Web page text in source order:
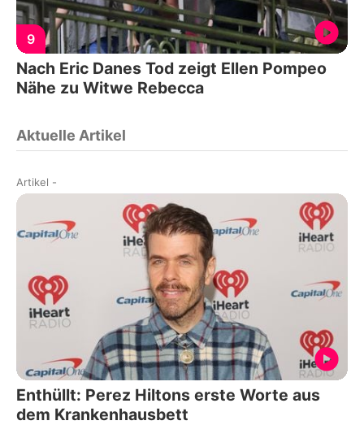
9
Nach Eric Danes Tod zeigt Ellen Pompeo
Nähe zu Witwe Rebecca
Aktuelle Artikel
Artikel -
Enthüllt: Perez Hiltons erste Worte aus
dem Krankenhausbett